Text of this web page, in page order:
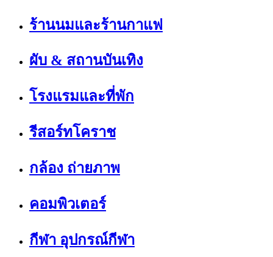
ร้านนมและร้านกาแฟ
ผับ & สถานบันเทิง
โรงแรมและที่พัก
รีสอร์ทโคราช
กล้อง ถ่ายภาพ
คอมพิวเตอร์
กีฬา อุปกรณ์กีฬา